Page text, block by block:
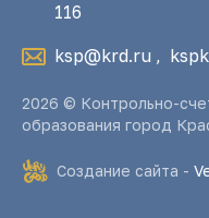
116
ksp@krd.ru ,
2026 © Контрольно-
образования город
Создание сайта -